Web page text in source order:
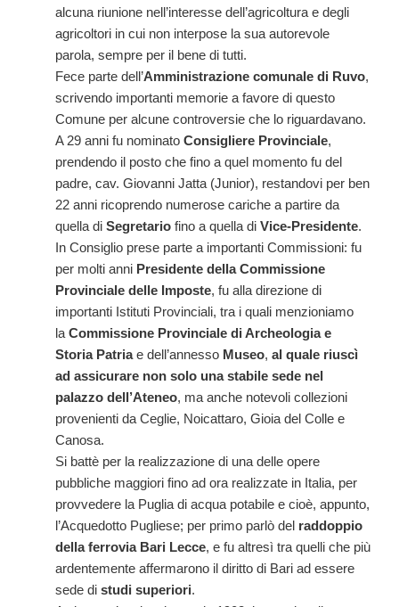
alcuna riunione nell’interesse dell’agricoltura e degli
agricoltori in cui non interpose la sua autorevole
parola, sempre per il bene di tutti.
Fece parte dell’Amministrazione comunale di Ruvo,
scrivendo importanti memorie a favore di questo
Comune per alcune controversie che lo riguardavano.
A 29 anni fu nominatoConsigliere Provinciale,
prendendo il posto che fino a quel momento fu del
padre, cav. Giovanni Jatta (Junior), restandovi per ben
22 anni ricoprendo numerose cariche a partire da
quella di Segretariofino a quella di Vice-Presidente.
In Consiglio prese parte a importanti Commissioni: fu
per molti anni Presidente della Commissione
Provinciale delle Imposte, fu alla direzione di
importanti Istituti Provinciali, tra i quali menzioniamo
la Commissione Provinciale di Archeologia e
Storia Patriae dell’annesso Museo, al quale riuscì
ad assicurare non solo una stabile sede nel
palazzo dell’Ateneo, ma anche notevoli collezioni
provenienti da Ceglie, Noicattaro, Gioia del Colle e
Canosa.
Si battè per la realizzazione di una delle opere
pubbliche maggiori fino ad ora realizzate in Italia, per
provvedere la Puglia di acqua potabile e cioè, appunto,
l’Acquedotto Pugliese; per primo parlò del raddoppio
della ferrovia Bari Lecce, e fu altresì tra quelli che più
ardentemente affermarono il diritto di Bari ad essere
sede distudi superiori.